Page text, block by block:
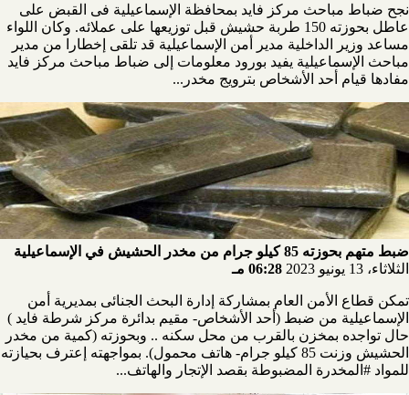
نجح ضباط مباحث مركز فايد بمحافظة الإسماعيلية فى القبض على
عاطل بحوزته 150 طربة حشيش قبل توزيعها على عملائه. وكان اللواء
مساعد وزير الداخلية مدير أمن الإسماعيلية قد تلقى إخطارا من مدير
مباحث الإسماعيلية يفيد بورود معلومات إلى ضباط مباحث مركز فايد
مفادها قيام أحد الأشخاص بترويج مخدر...
ضبط متهم بحوزته 85 كيلو جرام من مخدر الحشيش في الإسماعيلية
الثلاثاء، 13 يونيو 2023
06:28 مـ
تمكن قطاع الأمن العام بمشاركة إدارة البحث الجنائى بمديرية أمن
الإسماعيلية من ضبط (أحد الأشخاص- مقيم بدائرة مركز شرطة فايد )
حال تواجده بمخزن بالقرب من محل سكنه .. وبحوزته (كمية من مخدر
الحشيش وزنت 85 كيلو جرام- هاتف محمول). بمواجهته إعترف بحيازته
للمواد #المخدرة المضبوطة بقصد الإتجار والهاتف...